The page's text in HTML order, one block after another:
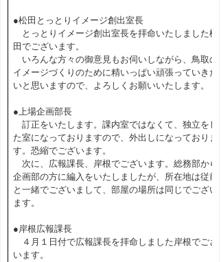
●松田とっとりイメージ創出室長
とっとりイメージ創出室長を拝命いたしました松
田でございます。
いろんな方々の御意見もお伺いしながら、鳥取の
イメージづくりのために精いっぱい頑張っていきた
いと思いますので、よろしくお願いいたします。
●上場企画部長
訂正をいたします。課内室ではなくて、独立をし
た室になっておりますので、外出しになっておりま
す。恐縮でございます。
次に、広報課長、岸根でございます。総務部から
企画部の方に編入をいたしましたが、所在地は従前
と一緒でございまして、部屋の場所は同じでござい
ます。
●岸根広報課長
４月１日付で広報課長を拝命しました岸根でござ
います。